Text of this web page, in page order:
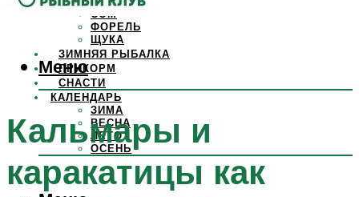
СОМ
ФОРЕЛЬ
ЩУКА
ЗИМНЯЯ РЫБАЛКА
ПРИКОРМ
СНАСТИ
КАЛЕНДАРЬ
ЗИМА
ВЕСНА
ЛЕТО
ОСЕНЬ
Меню
Кальмары и
каракатицы как